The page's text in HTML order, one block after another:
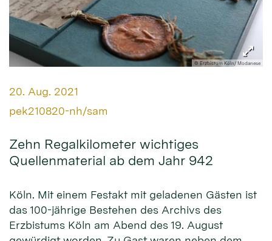
© Erzbistum Köln/ Modanese
Datum:
20. Aug. 2021
Von:
pek210820-nh/sam
Zehn Regalkilometer wichtiges
Quellenmaterial ab dem Jahr 942
Köln. Mit einem Festakt mit geladenen Gästen ist
das 100-jährige Bestehen des Archivs des
Erzbistums Köln am Abend des 19. August